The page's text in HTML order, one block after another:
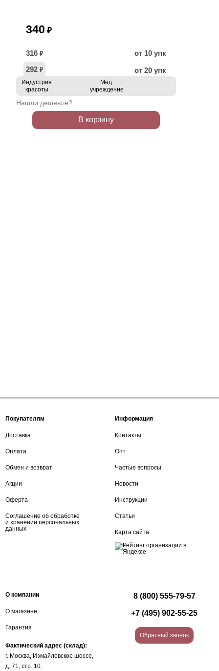
340 ₽
316 ₽
от 10 упк
292 ₽ от 20 упк
Индустрия
красоты
Мед.
учреждение
Нашли дешевле?
В корзину
Покупателям
Доставка
Оплата
Обмен и возврат
Акции
Оферта
Соглашение об обработке
и хранении персональных
данных
Информация
Контакты
Опт
Частые вопросы
Новости
Инструкции
Статьи
Карта сайта
О компании
О магазине
Гарантия
Фактический адрес (склад):
г. Москва, Измайловское шоссе,
д. 71, стр. 10.
8 (800) 555-79-57
+7 (495) 902-55-25
Обратный звонок